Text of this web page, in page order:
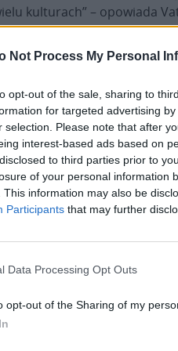
Not Process My Personal
opt-out of the sale, sharing to
for targeted advertising
selection. Please note that after
interest-based ads based on
to third parties prior to
of your personal information
This information may also be
Participants that may further
Data Processing Opt Outs
opt-out of the Sharing of my
kulturach” – opowiada
wygłoszonej katechezie
Opowiedział także o
promieniuje pokojem,
z nim człowiek
– dodaje abp Stanisław